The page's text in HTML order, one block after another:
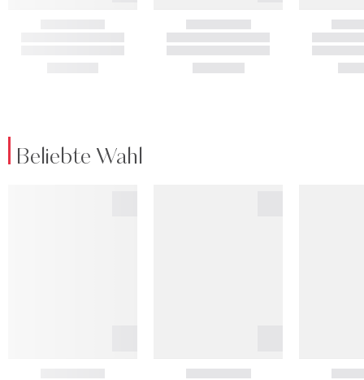
Beliebte Wahl